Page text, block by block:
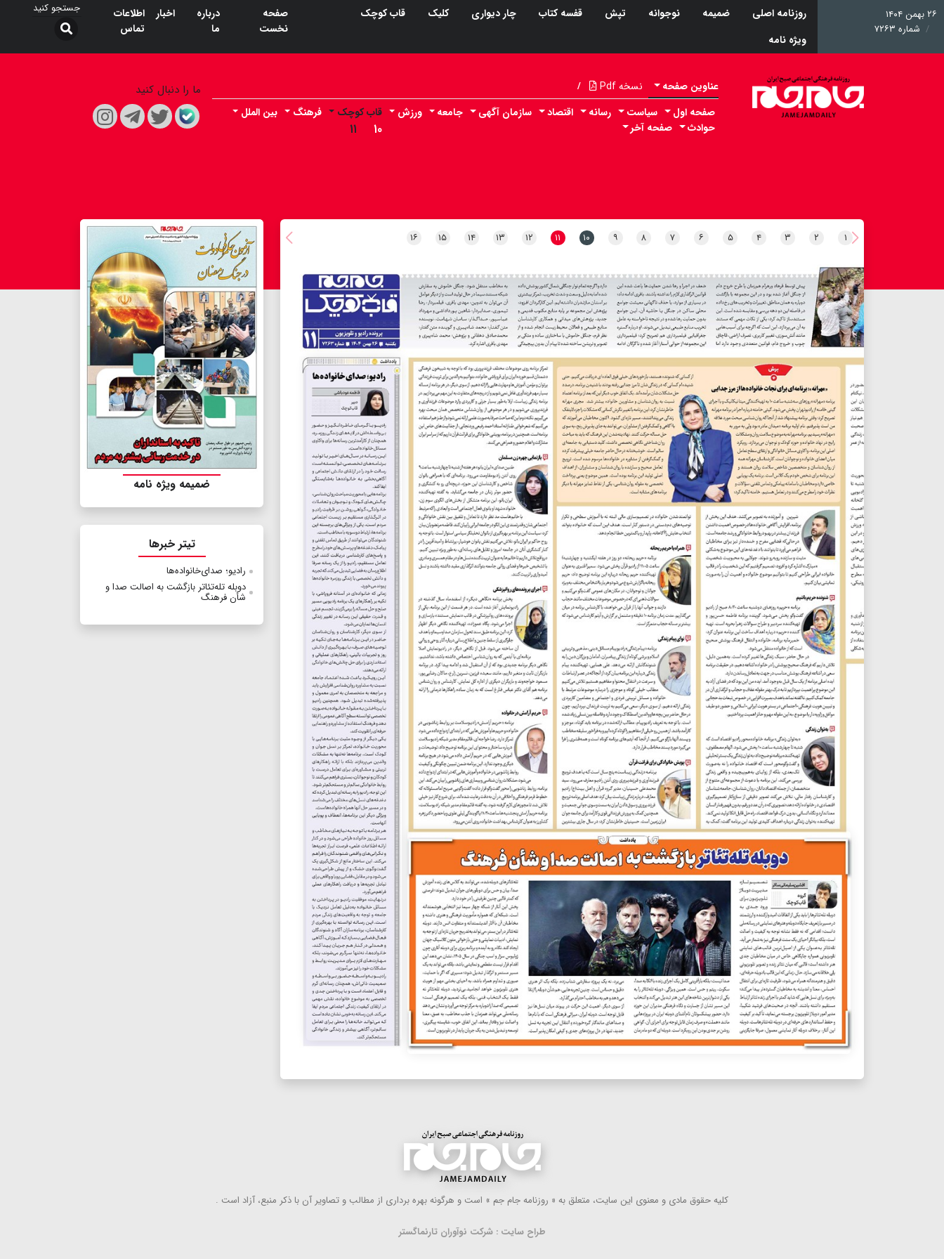
۲۶ بهمن ۱۴۰۴
شماره ۷۲۶۳
روزنامه اصلی ضمیمه نوجوانه تپش قفسه کتاب چار دیواری کلیک
قاب کوچک
ویژه نامه
صفحه
نخست
درباره
ما
اخبار
اطلاعات
تماس
عناوین صفحه نسخه Pdf /
صفحه اول سیاست رسانه اقتصاد سازمان آگهی جامعه ورزش قاب کوچک
۱۰ ۱۱
فرهنگ
بین الملل
حوادث
صفحه آخر
ما را دنبال کنید
۱ ۲ ۳ ۴ ۵ ۶ ۷ ۸ ۹ ۱۰ ۱۱ ۱۲ ۱۳ ۱۴ ۱۵ ۱۶
ضمیمه ویژه نامه
تیتر خبرها
رادیو؛ صدای‌خانواده‌ها
دوبله تله‌تئاتر بازگشت به اصالت صدا و
شأن فرهنگ
كلیه حقوق مادی و معنوی این سایت، متعلق به « روزنامه جام جم » است و هرگونه بهره ‌برداری از مطالب و تصاویر آن با ذكر منبع، آزاد است .
طراح سایت : شرکت نوآوران تارنماگستر